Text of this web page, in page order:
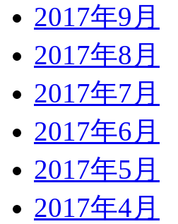
2017年9月
2017年8月
2017年7月
2017年6月
2017年5月
2017年4月